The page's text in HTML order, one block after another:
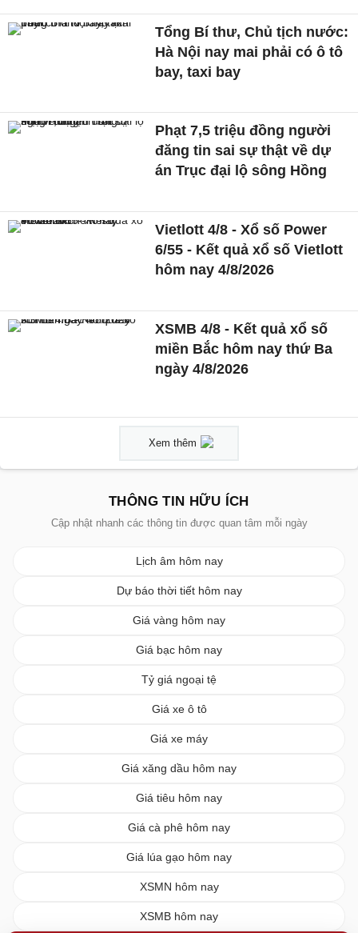
Tổng Bí thư, Chủ tịch nước:
Hà Nội nay mai phải có ô tô
bay, taxi bay
Phạt 7,5 triệu đồng người
đăng tin sai sự thật về dự
án Trục đại lộ sông Hồng
Vietlott 4/8 - Xổ số Power
6/55 - Kết quả xổ số Vietlott
hôm nay 4/8/2026
XSMB 4/8 - Kết quả xổ số
miền Bắc hôm nay thứ Ba
ngày 4/8/2026
Xem thêm
THÔNG TIN HỮU ÍCH
Cập nhật nhanh các thông tin được quan tâm mỗi ngày
Lịch âm hôm nay
Dự báo thời tiết hôm nay
Giá vàng hôm nay
Giá bạc hôm nay
Tỷ giá ngoại tệ
Giá xe ô tô
Giá xe máy
Giá xăng dầu hôm nay
Giá tiêu hôm nay
Giá cà phê hôm nay
Giá lúa gạo hôm nay
XSMN hôm nay
XSMB hôm nay